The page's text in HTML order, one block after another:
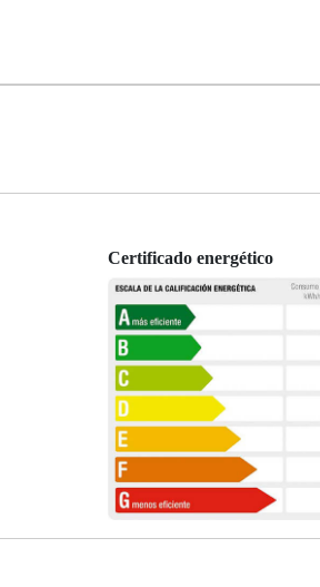
Certificado energético